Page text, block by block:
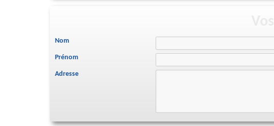
Nom
Prénom
Adresse